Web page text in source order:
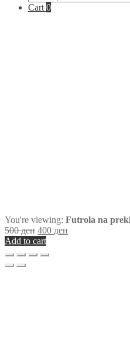
for:
Cart 0
You're viewing: Futrola na
500ден 400 ден
Add to cart